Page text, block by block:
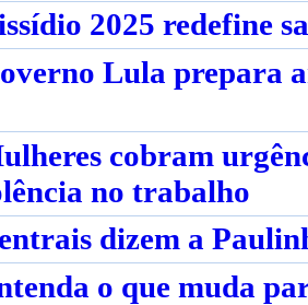
2025 redefine
Lula prepara
cobram
no trabalho
dizem a
o que muda